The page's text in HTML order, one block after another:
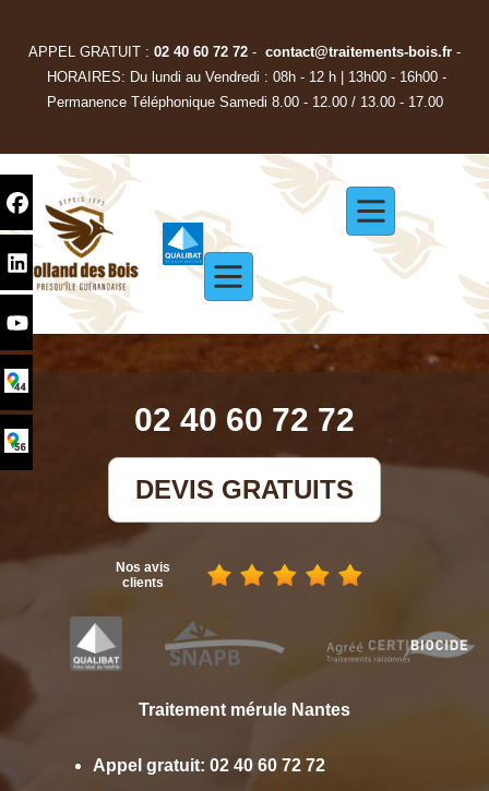
APPEL GRATUIT : 02 40 60 72 72 - contact@traitements-bois.fr -
HORAIRES: Du lundi au Vendredi : 08h - 12 h | 13h00 - 16h00 -
Permanence Téléphonique Samedi 8.00 - 12.00 / 13.00 - 17.00
02 40 60 72 72
DEVIS GRATUITS
Nos avis
clients
Traitement mérule Nantes
Appel gratuit:02 40 60 72 72